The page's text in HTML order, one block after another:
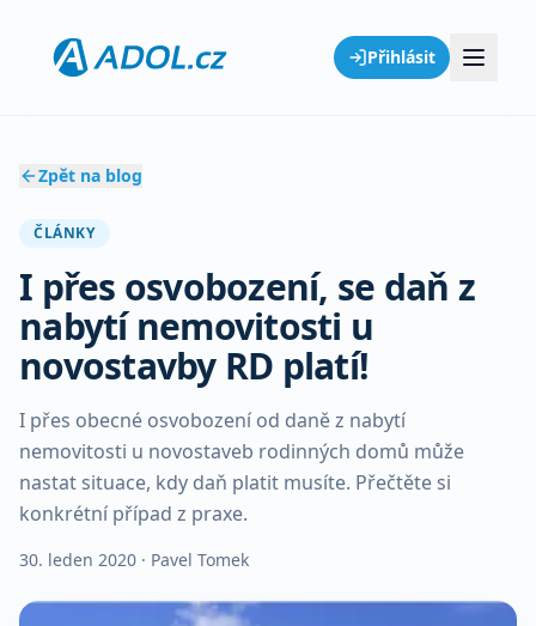
Přihlásit
Zpět na blog
ČLÁNKY
I přes osvobození, se daň z
nabytí nemovitosti u
novostavby RD platí!
I přes obecné osvobození od daně z nabytí
nemovitosti u novostaveb rodinných domů může
nastat situace, kdy daň platit musíte. Přečtěte si
konkrétní případ z praxe.
30. leden 2020 · Pavel Tomek